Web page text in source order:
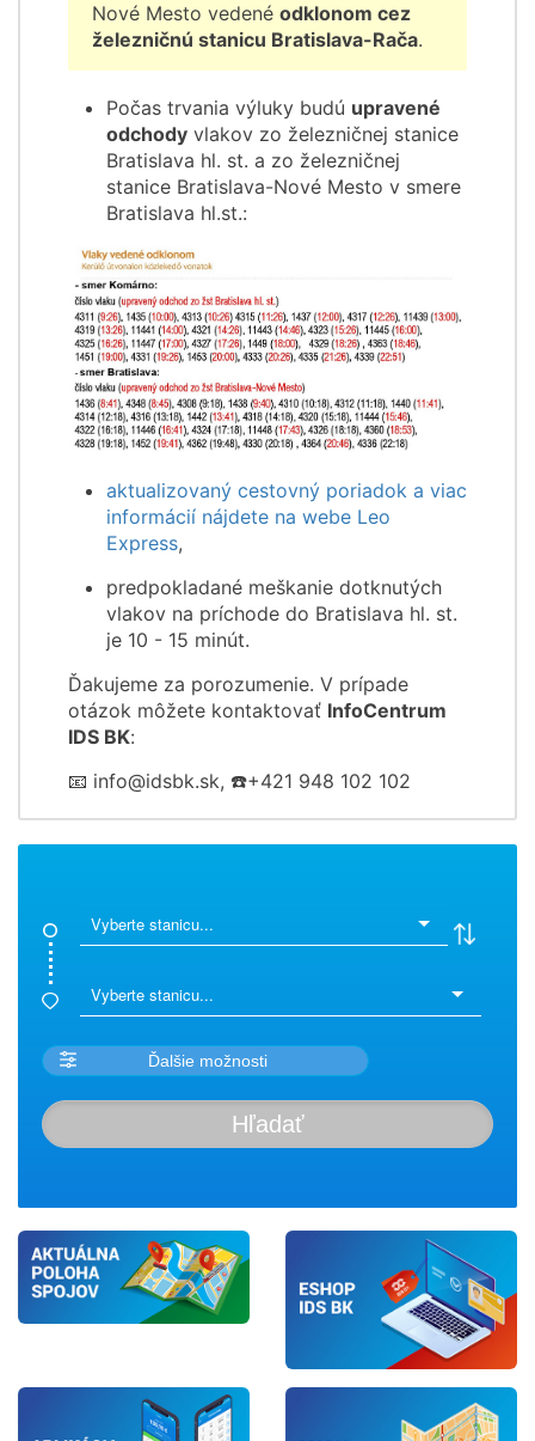
Nové Mesto vedené odklonom cez
železničnú stanicu Bratislava-Rača.
Počas trvania výluky budú upravené
odchody vlakov zo železničnej stanice
Bratislava hl. st. a zo železničnej
stanice Bratislava-Nové Mesto v smere
Bratislava hl.st.:
aktualizovaný cestovný poriadok a viac
informácií nájdete na webe Leo
Express,
predpokladané meškanie dotknutých
vlakov na príchode do Bratislava hl. st.
je 10 - 15 minút.
Ďakujeme za porozumenie. V prípade
otázok môžete kontaktovať InfoCentrum
IDS BK:
📧 info@idsbk.sk, ☎️+421 948 102 102